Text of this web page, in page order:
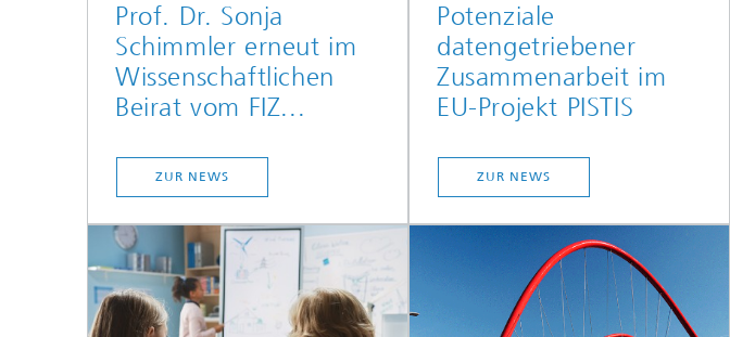
Prof. Dr. Sonja
Schimmler erneut im
Wissenschaftlichen
Beirat vom FIZ...
ZUR NEWS
Potenziale
datengetriebener
Zusammenarbeit im
EU-Projekt PISTIS
ZUR NEWS